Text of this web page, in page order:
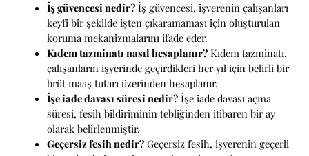
İş güvencesi nedir? İş güvencesi, işverenin çalışanları
keyfi bir şekilde işten çıkaramaması için oluşturulan
koruma mekanizmalarını ifade eder.
Kıdem tazminatı nasıl hesaplanır? Kıdem tazminatı,
çalışanların işyerinde geçirdikleri her yıl için belirli bir
brüt maaş tutarı üzerinden hesaplanır.
İşe iade davası süresi nedir? İşe iade davası açma
süresi, fesih bildiriminin tebliğinden itibaren bir ay
olarak belirlenmiştir.
Geçersiz fesih nedir? Geçersiz fesih, işverenin geçerli